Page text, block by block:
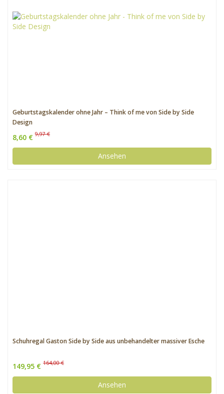
Geburtstagskalender ohne Jahr – Think of me von Side by Side
Design
8,60 € 9,97 €
Ansehen
Schuhregal Gaston Side by Side aus unbehandelter massiver Esche
149,95 € 164,00 €
Ansehen